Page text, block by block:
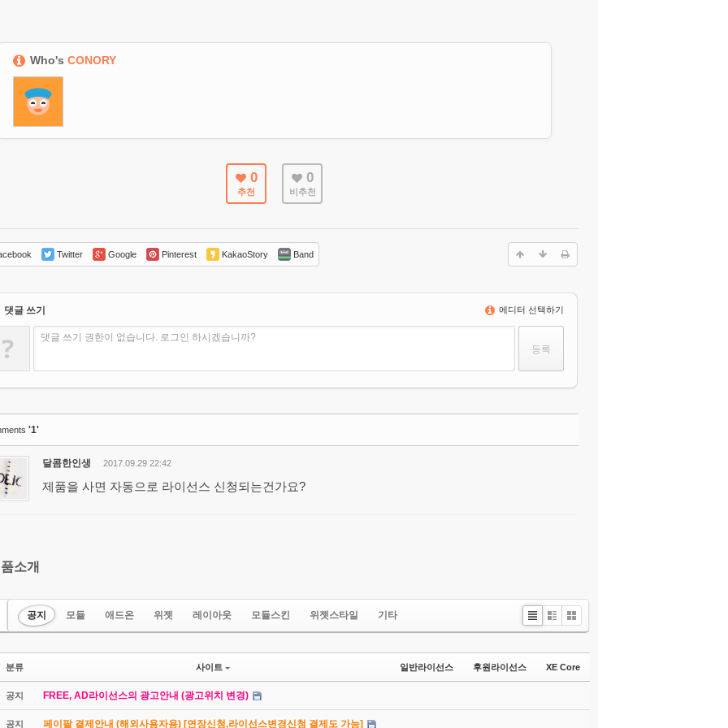
Who'sCONORY
0
추천
0
비추천
Twitter Google Pinterest KakaoStory Band
댓글 쓰기 에디터 선택하기
? 댓글 쓰기 권한이 없습니다. 로그인 하시겠습니까?
'1'
달콤한인생 2017.09.29 22:42
제품을 사면 자동으로 라이선스 신청되는건가요?
소개
공지 모듈 애드온 위젯 레이아웃 모듈스킨 위젯스타일
기타
List ZineGallery
분류 사이트 일반라이선스 후원라이선스 XE Core
공지 FREE, AD라이선스의 광고안내 (광고위치 변경)
공지 페이팔 결제안내 (해외사용자용) [연장신청,라이선스변경신청 결제도 가능]